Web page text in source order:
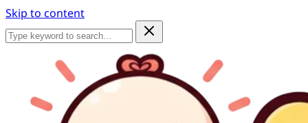
Skip to content